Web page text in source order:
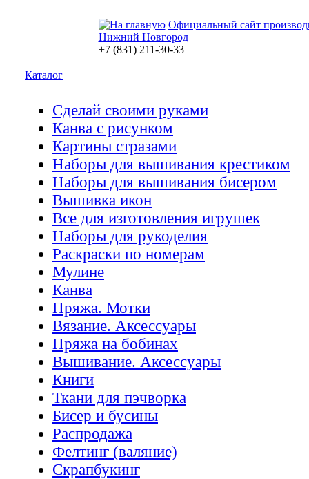
Официальный сайт
Нижний Новгород
+7 (831) 211-30-33
Каталог
Сделай своими руками
Канва с рисунком
Картины стразами
Наборы для вышивания крестиком
Наборы для вышивания бисером
Вышивка икон
Все для изготовления игрушек
Наборы для рукоделия
Раскраски по номерам
Мулине
Канва
Пряжа. Мотки
Вязание. Аксессуары
Пряжа на бобинах
Вышивание. Аксессуары
Книги
Ткани для пэчворка
Бисер и бусины
Распродажа
Фелтинг (валяние)
Скрапбукинг